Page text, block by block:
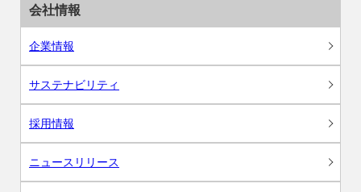
会社情報
企業情報
サステナビリティ
採用情報
ニュースリリース